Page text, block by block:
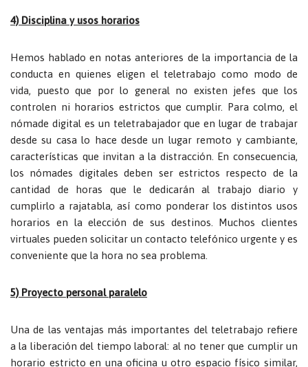
4) Disciplina y usos horarios
Hemos hablado en notas anteriores de la importancia de la
conducta en quienes eligen el teletrabajo como modo de
vida, puesto que por lo general no existen jefes que los
controlen ni horarios estrictos que cumplir. Para colmo, el
nómade digital es un teletrabajador que en lugar de trabajar
desde su casa lo hace desde un lugar remoto y cambiante,
características que invitan a la distracción. En consecuencia,
los nómades digitales deben ser estrictos respecto de la
cantidad de horas que le dedicarán al trabajo diario y
cumplirlo a rajatabla, así como ponderar los distintos usos
horarios en la elección de sus destinos. Muchos clientes
virtuales pueden solicitar un contacto telefónico urgente y es
conveniente que la hora no sea problema.
5) Proyecto personal paralelo
Una de las ventajas más importantes del teletrabajo refiere
a la liberación del tiempo laboral: al no tener que cumplir un
horario estricto en una oficina u otro espacio físico similar,